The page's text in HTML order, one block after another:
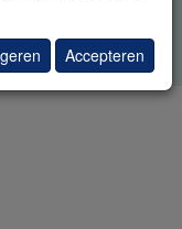
Accepteren
blijven geheim.